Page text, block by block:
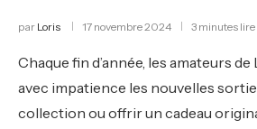
par Loris 17 novembre 2024 3 minutes lire
Chaque fin d’année, les amateurs
avec impatience les nouvelles
collection ou offrir un cadeau